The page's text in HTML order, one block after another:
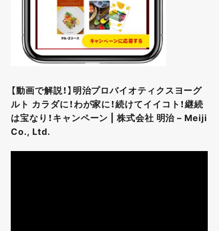
【動画で解説！】明治プロバイオティクスヨーグ
ルト カラダに！わが家に！続けてイイコト！継続
は宝なり！キャンペーン | 株式会社 明治 – Meiji
Co., Ltd.